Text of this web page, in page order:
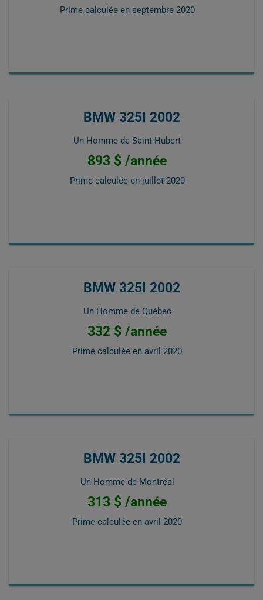
Prime calculée en septembre 2020
BMW 325I 2002
Un Homme de Saint-Hubert
893 $ /année
Prime calculée en juillet 2020
BMW 325I 2002
Un Homme de Québec
332 $ /année
Prime calculée en avril 2020
BMW 325I 2002
Un Homme de Montréal
313 $ /année
Prime calculée en avril 2020